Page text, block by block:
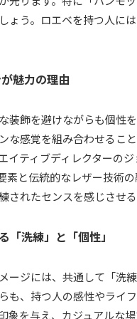
ょう。ロエベを持つ人に
魅力の理由
装飾を避けながらも個性
な感覚を組み合わせるこ
イティブディレクターの
素と伝統的なレザー技術
されたセンスを感じさせる
「洗練」と「個性」
ージには、共通して「洗
も、持つ人の感性やライ
象を与え、カジュアルな